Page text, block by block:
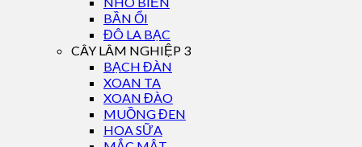
BẦN ỔI
ĐÔ LA BẠC
CÂY LÂM NGHIỆP 3
BẠCH ĐÀN
XOAN TA
XOAN ĐÀO
MUỒNG ĐEN
HOA SỮA